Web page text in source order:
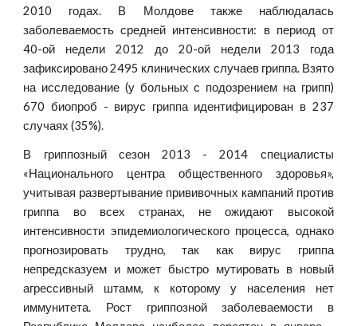
2010 годах. В Молдове также наблюдалась
заболеваемость средней интенсивности: в период от
40-ой недели 2012 до 20-ой недели 2013 года
зафиксировано 2495 клинических случаев гриппа. Взято
на исследование (у больных с подозрением на грипп)
670 биопроб - вирус гриппа идентифицирован в 237
случаях (35%).
В гриппозный сезон 2013 - 2014 специалисты
«Национального центра общественного здоровья»,
учитывая развертывание прививочных кампаний против
гриппа во всех странах, не ожидают высокой
интенсивности эпидемиологического процесса, однако
прогнозировать трудно, так как вирус гриппа
непредсказуем и может быстро мутировать в новый
агрессивный штамм, к которому у населения нет
иммунитета. Рост гриппозной заболеваемости в